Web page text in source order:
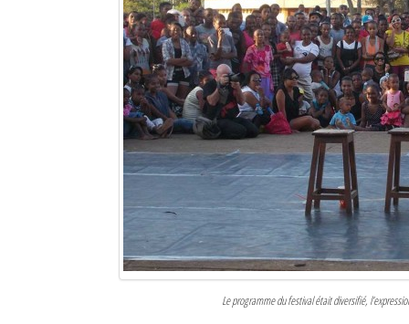
Le programme du festival était diversifié,